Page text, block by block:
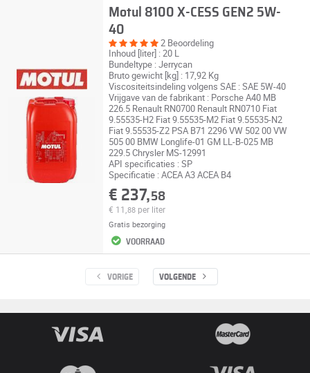
Motul 8100 X-CESS GEN2 5W-
40
2 Beoordeling
Inhoud [liter] : 20 L
Bundeltype : Jerrycan
Bruto gewicht [kg] : 17,92 Kg
Viscositeitsindeling volgens SAE : SAE 5W-40
Vrijgave van de fabrikant : Porsche A40 MB
226.5 Renault RN0700 Renault RN0710 Fiat
9.55535-H2 Fiat 9.55535-M2 Fiat 9.55535-N2
Fiat 9.55535-Z2 PSA B71 2296 VW 502 00 VW
505 00 BMW Longlife-01 GM LL-B-025 MB
229.5 Chrysler MS-12991
API specificaties : SP
Specificatie : ACEA A3 ACEA B4
€ 237,58
€ 11, 88 per liter
Gratis bezorging
VOORRAAD
VORIGE VOLGENDE